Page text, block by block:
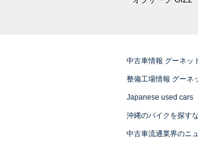
中古車情報 グーネッ
整備工場情報 グーネ
Japanese used cars
沖縄のバイクを探す
中古車流通業界のニ